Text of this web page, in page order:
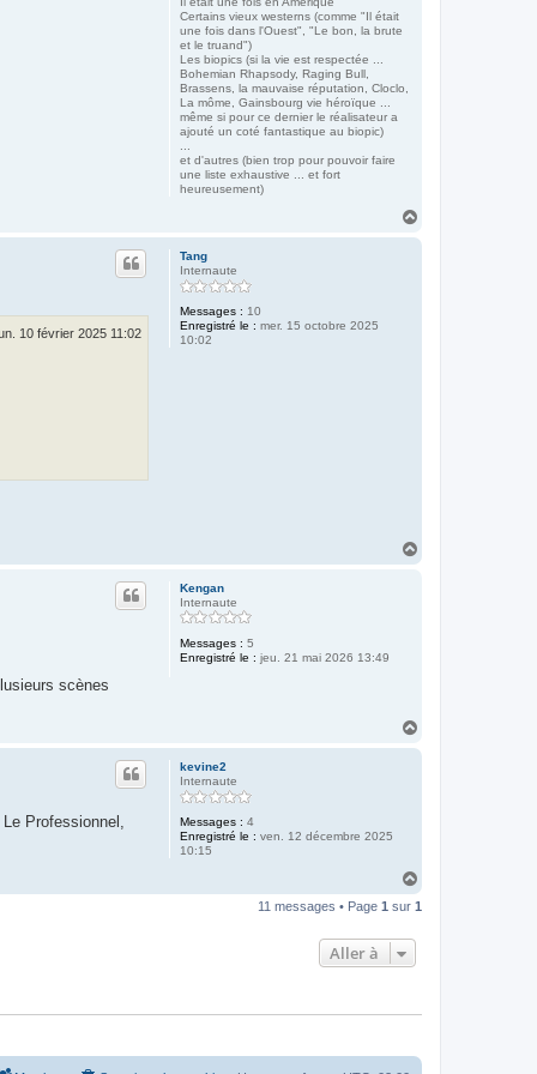
Certains vieux westerns (comme "Il était
une fois dans l'Ouest", "Le bon, la brute
et le truand")
Les biopics (si la vie est respectée ...
Bohemian Rhapsody, Raging Bull,
Brassens, la mauvaise réputation, Cloclo,
La môme, Gainsbourg vie héroïque ...
même si pour ce dernier le réalisateur a
ajouté un coté fantastique au biopic)
...
et d'autres (bien trop pour pouvoir faire
une liste exhaustive ... et fort
heureusement)
Tang
Internaute
Messages : 10
Enregistré le : mer. 15 octobre 2025
10:02
10 février 2025 11:02
Kengan
Internaute
Messages : 5
Enregistré le : jeu. 21 mai 2026 13:49
scènes
kevine2
Internaute
Messages : 4
Enregistré le : ven. 12 décembre 2025
10:15
Professionnel,
u
11 messages • Page 1 sur 1
Aller à